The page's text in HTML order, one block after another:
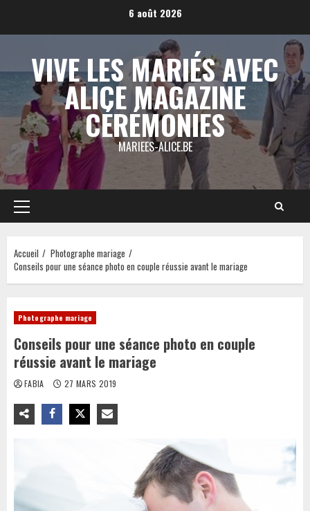
6 août 2026
VIVE LES MARIÉS AVEC
ALICE MAGAZINE
CÉRÉMONIES
MARIEES-ALICE.BE
Menu
principal
Accueil
Photographe mariage
Conseils pour une séance photo en couple réussie avant le mariage
Photographe mariage
Conseils pour une séance photo en couple
réussie avant le mariage
FABIA 27 MARS 2019